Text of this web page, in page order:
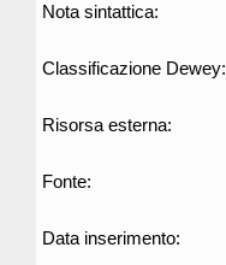
Nota sintattica:
Classificazione Dewey:
Risorsa esterna:
Fonte:
Data inserimento: